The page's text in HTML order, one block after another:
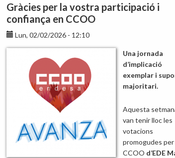
el
fallecimiento
de
Ángel
Orillán
Baquero
Gràcies per la vostra participació i
confiança en CCOO
Lun, 02/02/2026 - 12:10
Una jornada
d’implicació
exemplar i
majoritari.
Aquesta
van tenir lloc les
votacions
promogudes per
CCOO d’EDE